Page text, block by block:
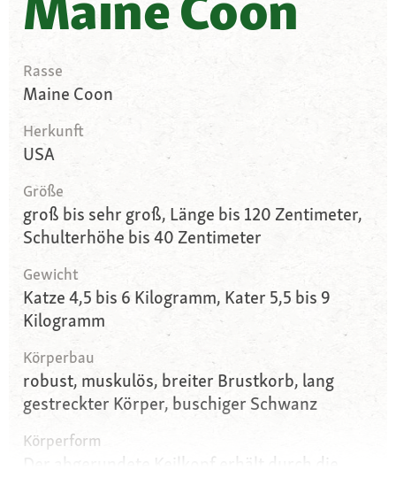
Rasse
Maine Coon
Herkunft
USA
Größe
groß bis sehr groß, Länge bis 120 Zentimeter,
Schulterhöhe bis 40 Zentimeter
Gewicht
Katze 4,5 bis 6 Kilogramm, Kater 5,5 bis 9
Kilogramm
Körperbau
robust, muskulös, breiter Brustkorb, lang
gestreckter Körper, buschiger Schwanz
Körperform
Der abgerundete Keilkopf erhält durch die